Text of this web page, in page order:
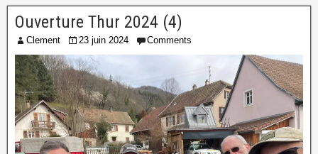
Ouverture Thur 2024 (4)
Clement 23 juin 2024 Comments